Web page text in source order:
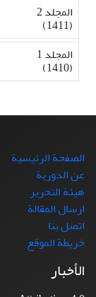
المجلد 2
(1411)
المجلد 1
(1410)
الصفحة الرئيسية
عن الدورية
هيئة التحرير
ارسال المقالة
اتصل بنا
خريطة الموقع
الأخبار